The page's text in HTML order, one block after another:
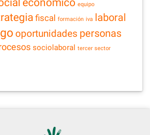
equipo
fiscal formación iva laboral
oportunidades personas
sociolaboral tercer sector